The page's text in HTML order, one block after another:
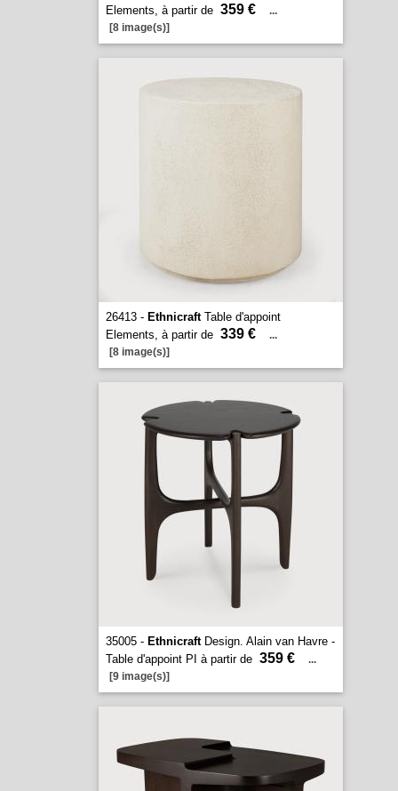
Elements, à partir de 359 €
...
[8 image(s)]
26413 - EthnicraftTable d'appoint
Elements, à partir de 339 €
...
[8 image(s)]
35005 - EthnicraftDesign. Alain van Havre -
Table d'appoint PI à partir de 359 €
...
[9 image(s)]